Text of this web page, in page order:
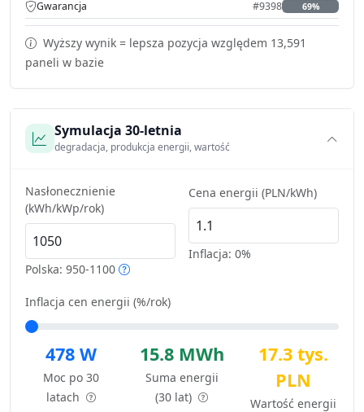
Gwarancja #9398 69%
Wyższy wynik = lepsza pozycja względem 13,591
paneli w bazie
Symulacja 30-letnia
degradacja, produkcja energii, wartość
Nasłonecznienie
(kWh/kWp/rok)
Polska: 950-1100
Cena energii (PLN/kWh)
Inflacja: 0%
Inflacja cen energii (%/rok)
478 W
Moc po 30
latach
15.8 MWh
Suma energii
(30 lat)
17.3 tys.
PLN
Wartość energii